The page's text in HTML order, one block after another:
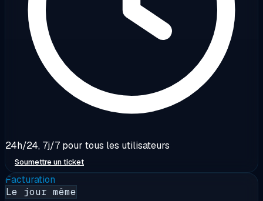
24h/24, 7j/7 pour tous les utilisateurs
Soumettre un ticket
Facturation
Le jour même